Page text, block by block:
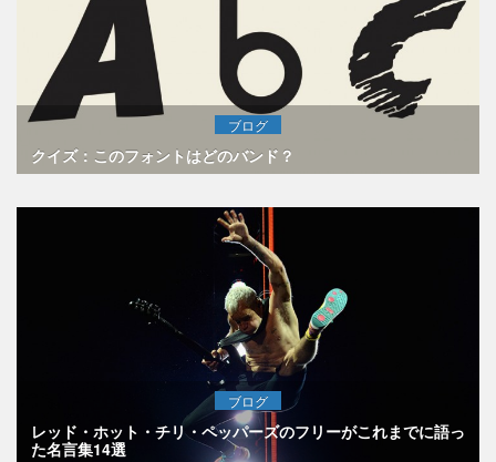
ブログ
クイズ：このフォントはどのバンド？
ブログ
レッド・ホット・チリ・ペッパーズのフリーがこれまでに語っ
た名言集14選